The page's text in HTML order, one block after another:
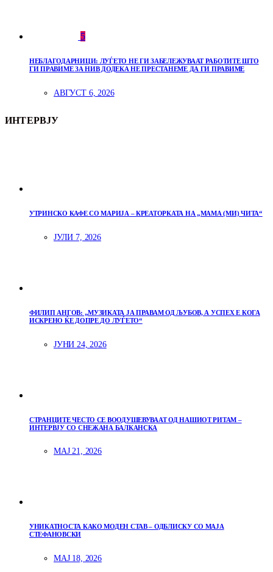
5
НЕБЛАГОДАРНИЦИ: ЛУЃЕТО НЕ ГИ ЗАБЕЛЕЖУВААТ РАБОТИТЕ ШТО
ГИ ПРАВИМЕ ЗА НИВ ДОДЕКА НЕ ПРЕСТАНЕМЕ ДА ГИ ПРАВИМЕ
АВГУСТ 6, 2026
ИНТЕРВЈУ
УТРИНСКО КАФЕ СО МАРИЈА – КРЕАТОРКАТА НА „МАМА (МИ) ЧИТА“
ЈУЛИ 7, 2026
ФИЛИП АНГОВ: „МУЗИКАТА ЈА ПРАВАМ ОД ЉУБОВ, А УСПЕХ Е КОГА
ИСКРЕНО ЌЕ ДОПРЕ ДО ЛУЃЕТО“
ЈУНИ 24, 2026
СТРАНЦИТЕ ЧЕСТО СЕ ВООДУШЕВУВААТ ОД НАШИОТ РИТАМ –
ИНТЕРВЈУ СО СНЕЖАНА БАЛКАНСКА
МАЈ 21, 2026
УНИКАТНОСТА КАКО МОДЕН СТАВ – ОДБЛИСКУ СО МАЈА
СТЕФАНОВСКИ
МАЈ 18, 2026